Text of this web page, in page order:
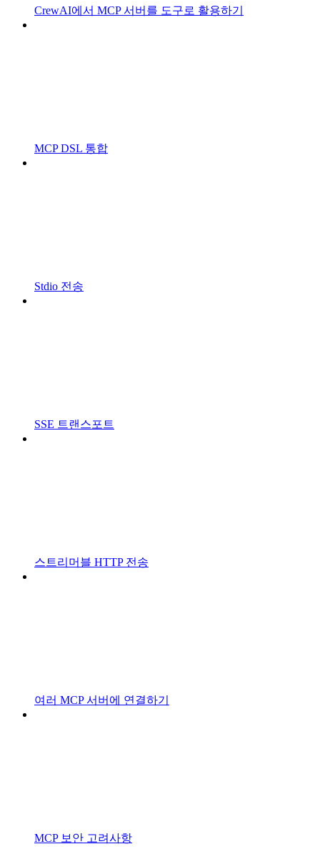
CrewAI에서 MCP 서버를 도구로 활용하기
MCP DSL 통합
Stdio 전송
SSE 트랜스포트
스트리머블 HTTP 전송
여러 MCP 서버에 연결하기
MCP 보안 고려사항